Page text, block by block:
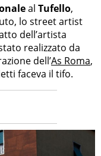
al Tufello,
lo street artist
dell’artista
realizzato da
dell’As Roma,
faceva il tifo.